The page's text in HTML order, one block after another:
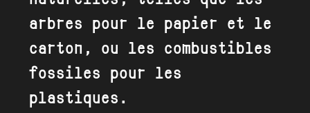
arbres pour le papier et le
carton, ou les combustibles
fossiles pour les
plastiques.